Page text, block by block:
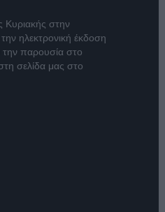
Κυριακής στην
ηλεκτρονική έκδοση
την παρουσία στο
σελίδα μας στο